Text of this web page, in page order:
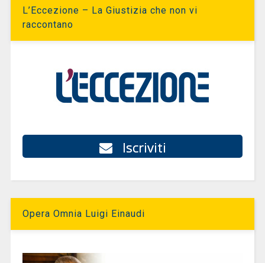
L’Eccezione – La Giustizia che non vi
raccontano
Iscriviti
Opera Omnia Luigi Einaudi